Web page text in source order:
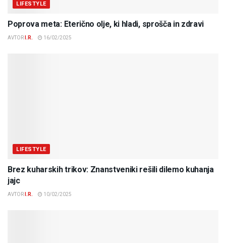
LIFESTYLE
Poprova meta: Eterično olje, ki hladi, sprošča in zdravi
AVTOR I.R. 16/02/2025
LIFESTYLE
Brez kuharskih trikov: Znanstveniki rešili dilemo kuhanja
jajc
AVTOR I.R. 10/02/2025